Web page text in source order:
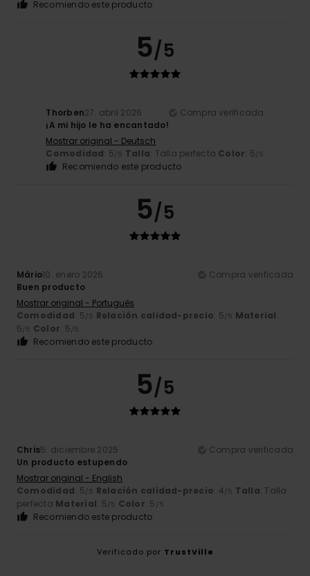
Recomiendo este producto
5/5
Thorben27. abril 2026
Compra verificada
¡A mi hijo le ha encantado!
Mostrar original - Deutsch
Comodidad: 5/5 Talla: Talla perfecta Color: 5/5
Recomiendo este producto
5/5
Mário10. enero 2026
Compra verificada
Buen producto
Mostrar original - Português
Comodidad: 5/5 Relación calidad-precio: 5/5 Material:
5/5 Color: 5/5
Recomiendo este producto
5/5
Chris5. diciembre 2025
Compra verificada
Un producto estupendo
Mostrar original - English
Comodidad: 5/5 Relación calidad-precio: 4/5 Talla: Talla
perfecta Material: 5/5 Color: 5 /5
Recomiendo este producto
Verificado por TrustVille